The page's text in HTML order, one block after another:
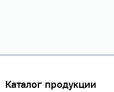
Каталог продукции